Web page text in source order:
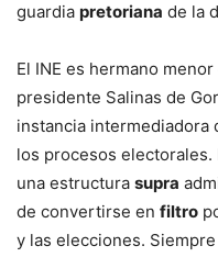
guardia pretoriana de la
El INE es hermano
presidente Salinas de
instancia intermediadora
los procesos electorales.
una estructura supra
de convertirse en filtro
y las elecciones.